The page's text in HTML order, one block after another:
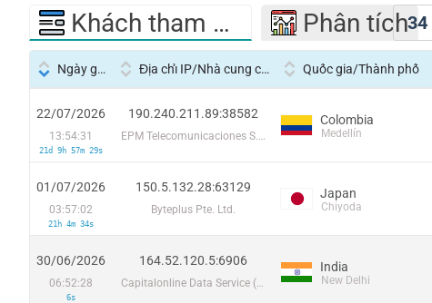
34
Khách tham quan Phân tích
Ngày giờ Địa chỉ IP/Nhà cung cấp dịch vụ Quốc gia/Thành phố
22/07/2026
13:54:31
21d 9h 57m 29s
190.240.211.89:38582
EPM Telecomunicaciones S.A. E.S.P.
Colombia
Medellín
01/07/2026
03:57:02
21h 4m 34s
150.5.132.28:63129
Byteplus Pte. Ltd.
Japan
Chiyoda
30/06/2026
06:52:28
6s
164.52.120.5:6906
Capitalonline Data Service (HK) Co
India
New Delhi